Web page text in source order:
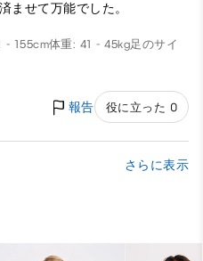
ませて万能でした。
- 155cm体重: 41 - 45kg足のサイ
報告 役に立った 0
さらに表示